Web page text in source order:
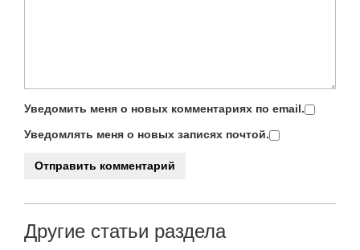
Уведомить меня о новых комментариях по email.
Уведомлять меня о новых записях почтой.
Другие статьи раздела